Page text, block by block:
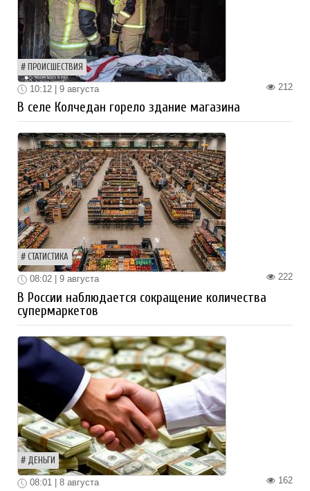
ПРОИСШЕСТВИЯ
212
10:12 | 9 августа
В селе Колчедан горело здание магазина
СТАТИСТИКА
222
08:02 | 9 августа
В России наблюдается сокращение количества
супермаркетов
ДЕНЬГИ
162
08:01 | 8 августа